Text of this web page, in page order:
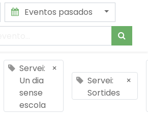
Eventos pasados
Servei:
Un dia
sense
escola
×
Servei:
Sortides
×